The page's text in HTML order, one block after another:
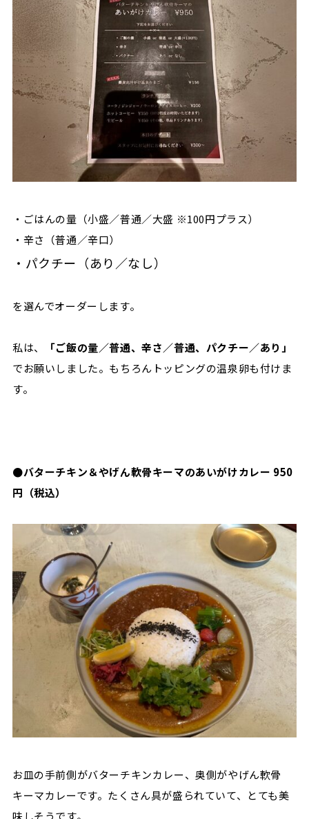
・ごはんの量（小盛／普通／大盛 ※100円プラス）
・辛さ（普通／辛口）
・パクチー（あり／なし）
を選んでオーダーします。
私は、
「ご飯の量／普通、辛さ／普通、パクチー／あり」
でお願いしました。もちろんトッピングの温泉卵も付けま
す。
●バターチキン＆やげん軟骨キーマのあいがけカレー 950
円（税込）
お皿の手前側がバターチキンカレー、奥側がやげん軟骨
キーマカレーです。たくさん具が盛られていて、とても美
味しそうです。